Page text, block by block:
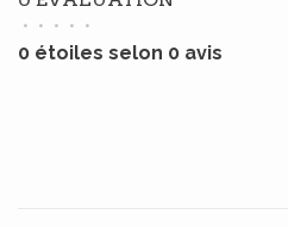
• • • • •
0 étoiles selon 0 avis